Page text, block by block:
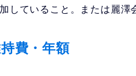
加していること。または麗澤
費・年額